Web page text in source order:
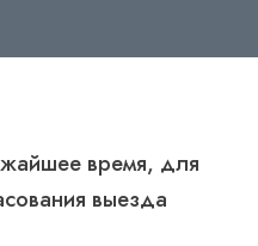
время, для
выезда